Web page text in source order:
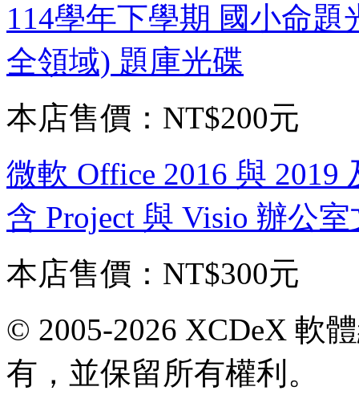
114學年下學期 國小命
全領域) 題庫光碟
本店售價： NT$200元
微軟 Office 2016 與 2019
含 Project 與 Visio 辦公
本店售價： NT$300元
© 2005-2026 XCDeX 軟
有，並保留所有權利。